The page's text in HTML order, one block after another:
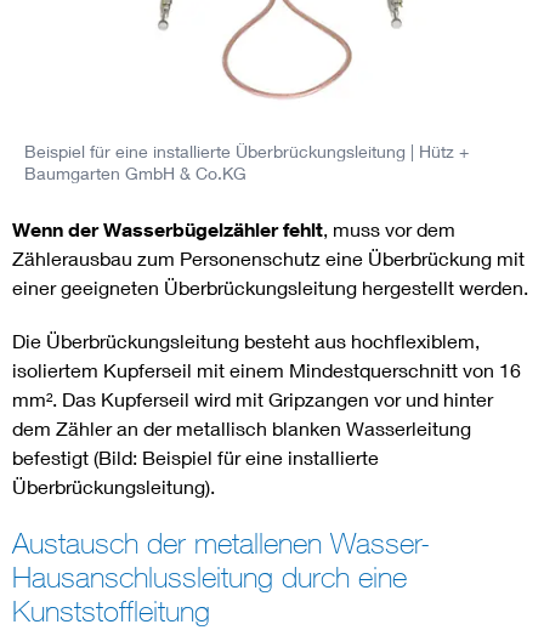
Beispiel für eine installierte Überbrückungsleitung | Hütz +
Baumgarten GmbH & Co.KG
Wenn der Wasserbügelzähler fehlt, muss vor dem
Zählerausbau zum Personenschutz eine Überbrückung mit
einer geeigneten Überbrückungsleitung hergestellt werden.
Die Überbrückungsleitung besteht aus hochflexiblem,
isoliertem Kupferseil mit einem Mindestquerschnitt von 16
mm². Das Kupferseil wird mit Gripzangen vor und hinter
dem Zähler an der metallisch blanken Wasserleitung
befestigt (Bild: Beispiel für eine installierte
Überbrückungsleitung).
Austausch der metallenen Wasser-
Hausanschlussleitung durch eine
Kunststoffleitung